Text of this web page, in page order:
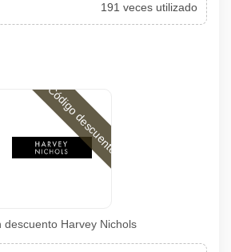
191 veces utilizado
Código descuento
descuento Harvey Nichols